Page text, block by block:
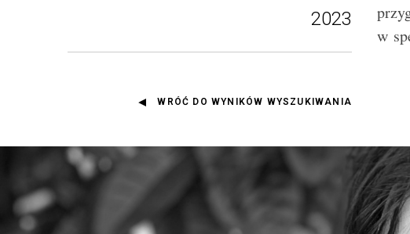
2023
WRÓĆ DO WYNIKÓW WYSZUKIWANIA
w